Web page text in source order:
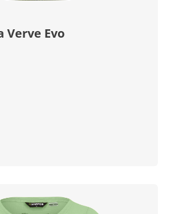
Maglia donna Verve Evo